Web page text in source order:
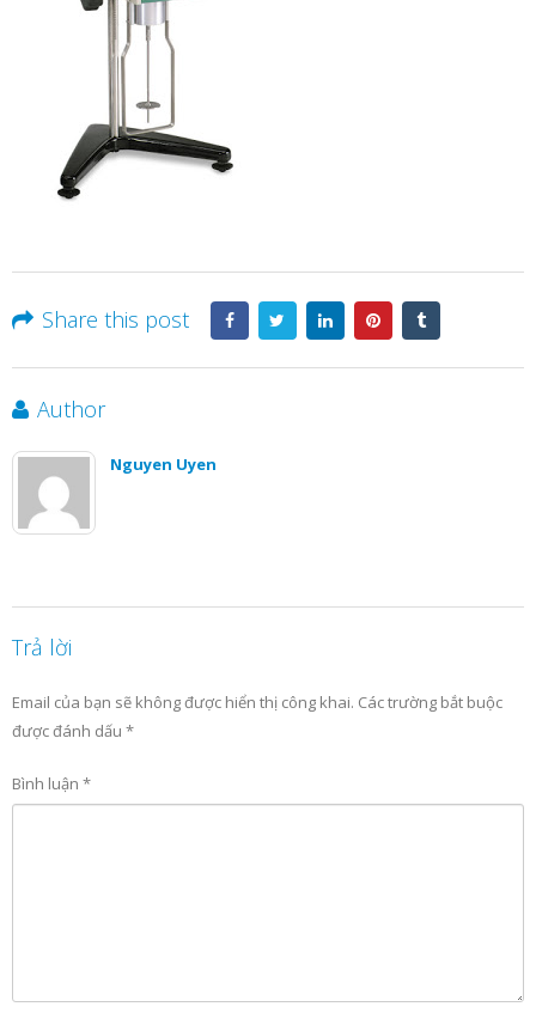
Share this post
Author
Nguyen Uyen
Trả lời
Email của bạn sẽ không được hiển thị công khai. Các trường bắt buộc
được đánh dấu *
Bình luận *